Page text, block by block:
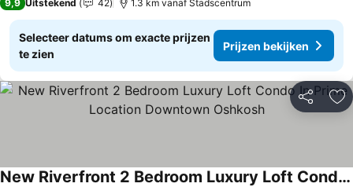
9,9 Uitstekend 42 1.3 km vanaf Stadscentrum
Selecteer datums om exacte prijzen
te zien
Prijzen bekijken
Delen
New Riverfront 2 Bedroom Luxury Loft Condo In Prime Location Downtown Oshkosh